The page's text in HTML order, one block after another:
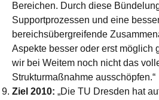
Bereichen. Durch diese
Supportprozessen und eine
bereichsübergreifende
Aspekte besser oder erst möglich
wir bei Weitem noch nicht das
Strukturmaßnahme ausschöpfen.“
Ziel 2010: „Die TU Dresden hat